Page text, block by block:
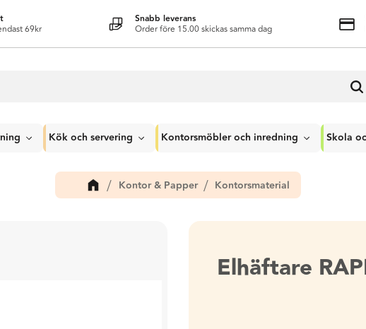
69kr
Snabb leverans
Order före 15.00 skickas samma dag
Kök och servering Kontorsmöbler och inredning Skola
Kontor & Papper Kontorsmaterial
Elhäftare